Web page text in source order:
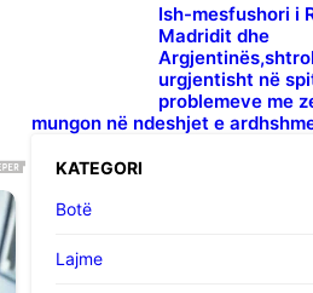
Ish-mesfushori i
Madridit dhe
urgjentisht në
problemeve me
mungon në ndeshjet e
KATEGORI
Botë
Lajme